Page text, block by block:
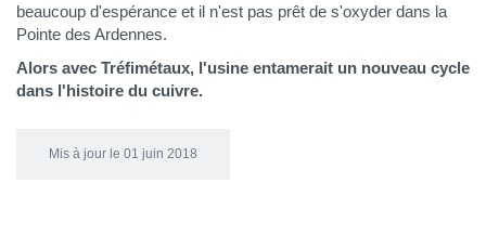
beaucoup d'espérance et il n'est pas prêt de s'oxyder dans la
Pointe des Ardennes.
Alors avec Tréfimétaux, l'usine entamerait un nouveau cycle
dans l'histoire du cuivre.
Mis à jour le 01 juin 2018